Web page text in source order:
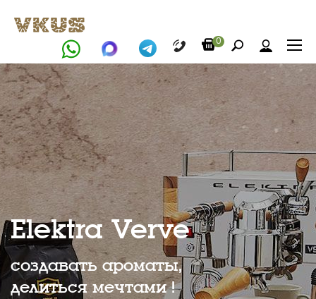
0
Elektra Verve
создавать ароматы,
делиться мечтами !